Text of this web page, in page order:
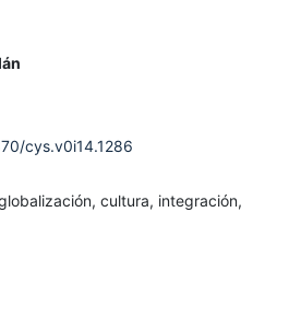
cys.v0i14.1286
cultura, integración,